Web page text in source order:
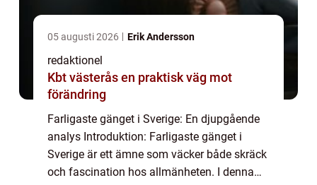
05 augusti 2026 Erik Andersson
redaktionel
Kbt västerås en praktisk väg mot
förändring
Farligaste gänget i Sverige: En djupgående
analys Introduktion: Farligaste gänget i
Sverige är ett ämne som väcker både skräck
och fascination hos allmänheten. I denna